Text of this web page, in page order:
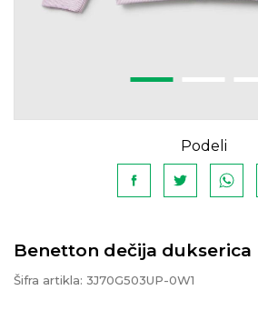
Podeli
Benetton dečija dukserica
Šifra artikla: 3J70G503UP-0W1